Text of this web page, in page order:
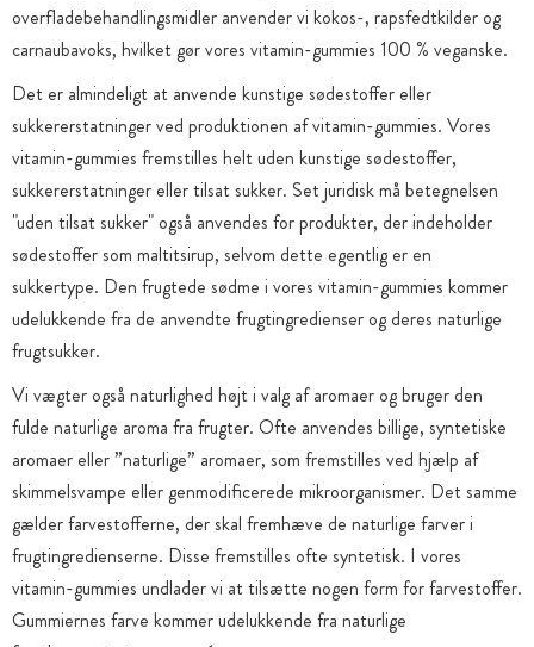
overfladebehandlingsmidler anvender vi kokos-, rapsfedtkilder og
carnaubavoks, hvilket gør vores vitamin-gummies 100 % veganske.
Det er almindeligt at anvende kunstige sødestoffer eller
sukkererstatninger ved produktionen af vitamin-gummies. Vores
vitamin-gummies fremstilles helt uden kunstige sødestoffer,
sukkererstatninger eller tilsat sukker. Set juridisk må betegnelsen
"uden tilsat sukker" også anvendes for produkter, der indeholder
sødestoffer som maltitsirup, selvom dette egentlig er en
sukkertype. Den frugtede sødme i vores vitamin-gummies kommer
udelukkende fra de anvendte frugtingredienser og deres naturlige
frugtsukker.
Vi vægter også naturlighed højt i valg af aromaer og bruger den
fulde naturlige aroma fra frugter. Ofte anvendes billige, syntetiske
aromaer eller ”naturlige” aromaer, som fremstilles ved hjælp af
skimmelsvampe eller genmodificerede mikroorganismer. Det samme
gælder farvestofferne, der skal fremhæve de naturlige farver i
frugtingredienserne. Disse fremstilles ofte syntetisk. I vores
vitamin-gummies undlader vi at tilsætte nogen form for farvestoffer.
Gummiernes farve kommer udelukkende fra naturlige